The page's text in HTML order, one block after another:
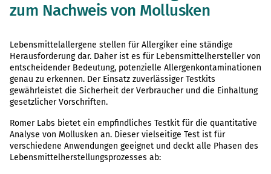
zum Nachweis von Mollusken
Lebensmittelallergene stellen für Allergiker eine ständige
Herausforderung dar. Daher ist es für Lebensmittelhersteller von
entscheidender Bedeutung, potenzielle Allergenkontaminationen
genau zu erkennen. Der Einsatz zuverlässiger Testkits
gewährleistet die Sicherheit der Verbraucher und die Einhaltung
gesetzlicher Vorschriften.
Romer Labs bietet ein empfindliches Testkit für die quantitative
Analyse von Mollusken an. Dieser vielseitige Test ist für
verschiedene Anwendungen geeignet und deckt alle Phasen des
Lebensmittelherstellungsprozesses ab: